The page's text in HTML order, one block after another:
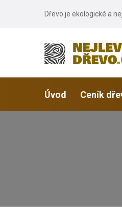
Dřevo je ekologické a
Úvod Ceník